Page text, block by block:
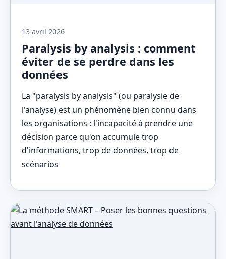
13 avril 2026
Paralysis by analysis : comment
éviter de se perdre dans les
données
La "paralysis by analysis" (ou paralysie de
l'analyse) est un phénomène bien connu dans
les organisations : l'incapacité à prendre une
décision parce qu'on accumule trop
d'informations, trop de données, trop de
scénarios